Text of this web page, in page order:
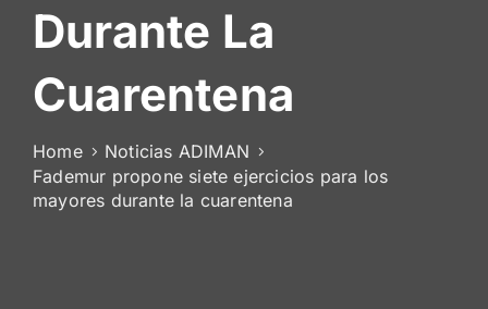
Noticias
Contacto
Area
Durante La
Cuarentena
Home
Noticias ADIMAN
Fademur propone siete ejercicios para los
mayores durante la cuarentena